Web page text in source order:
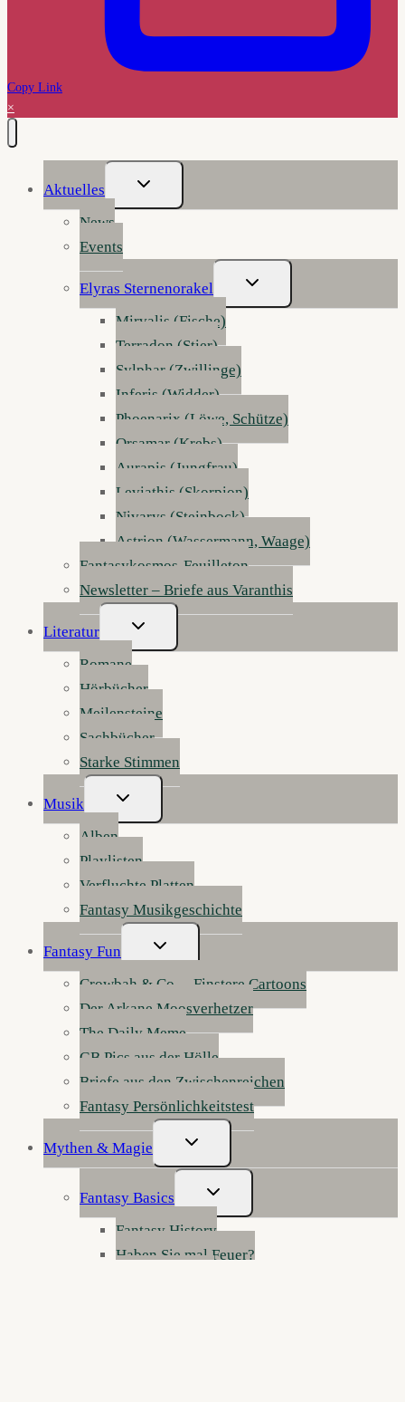
Copy Link
×
Aktuelles
Untermenü
Umschalten
News
Events
Elyras Sternenorakel
Untermenü
Umschalten
Mirvalis (Fische)
Terradon (Stier)
Sylphar (Zwillinge)
Inferis (Widder)
Phoenarix (Löwe, Schütze)
Orsamar (Krebs)
Aurapis (Jungfrau)
Leviathis (Skorpion)
Nivarys (Steinbock)
Astrion (Wassermann, Waage)
Fantasykosmos-Feuilleton
Newsletter – Briefe aus Varanthis
Literatur
Untermenü
Umschalten
Romane
Hörbücher
Meilensteine
Sachbücher
Starke Stimmen
Musik
Untermenü
Umschalten
Alben
Playlisten
Verfluchte Platten
Fantasy Musikgeschichte
Fantasy Fun
Untermenü
Umschalten
Crowbah & Co. – Finstere Cartoons
Der Arkane Moosverhetzer
The Daily Meme
GB Pics aus der Hölle
Briefe aus den Zwischenreichen
Fantasy Persönlichkeitstest
Mythen & Magie
Untermenü
Umschalten
Fantasy Basics
Untermenü
Umschalten
Fantasy History
Haben Sie mal Feuer?